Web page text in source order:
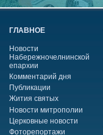
ГЛАВНОЕ
Новости
Набережночелнинской
епархии
Комментарий дня
Публикации
Жития святых
Новости митрополии
Церковные новости
Фоторепортажи